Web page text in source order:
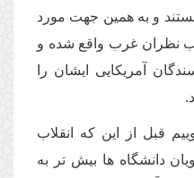
و به همین جهت مورد
نظران غرب واقع شده و
آمریكایى ایشان را
قبل از این كه انقلاب
دانشگاه ها بیش تر به